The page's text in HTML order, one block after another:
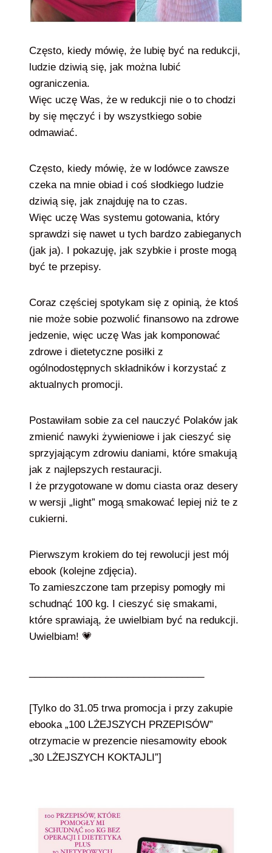
Często, kiedy mówię, że lubię być na redukcji,
ludzie dziwią się, jak można lubić
ograniczenia.
Więc uczę Was, że w redukcji nie o to chodzi
by się męczyć i by wszystkiego sobie
odmawiać.
Często, kiedy mówię, że w lodówce zawsze
czeka na mnie obiad i coś słodkiego ludzie
dziwią się, jak znajduję na to czas.
Więc uczę Was systemu gotowania, który
sprawdzi się nawet u tych bardzo zabieganych
(jak ja). I pokazuję, jak szybkie i proste mogą
być te przepisy.
Coraz częściej spotykam się z opinią, że ktoś
nie może sobie pozwolić finansowo na zdrowe
jedzenie, więc uczę Was jak komponować
zdrowe i dietetyczne posiłki z
ogólnodostępnych składników i korzystać z
aktualnych promocji.
Postawiłam sobie za cel nauczyć Polaków jak
zmienić nawyki żywieniowe i jak cieszyć się
sprzyjającym zdrowiu daniami, które smakują
jak z najlepszych restauracji.
I że przygotowane w domu ciasta oraz desery
w wersji „light” mogą smakować lepiej niż te z
cukierni.
Pierwszym krokiem do tej rewolucji jest mój
ebook (kolejne zdjęcia).
To zamieszczone tam przepisy pomogły mi
schudnąć 100 kg. I cieszyć się smakami,
które sprawiają, że uwielbiam być na redukcji.
Uwielbiam! 💗
[Tylko do 31.05 trwa promocja i przy zakupie
ebooka „100 LŻEJSZYCH PRZEPISÓW”
otrzymacie w prezencie niesamowity ebook
„30 LŻEJSZYCH KOKTAJLI”]